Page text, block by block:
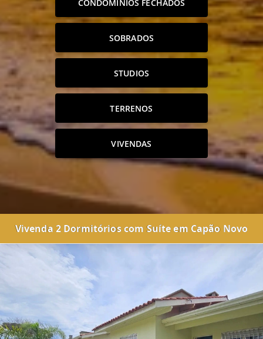
CONDOMÍNIOS FECHADOS
SOBRADOS
STUDIOS
TERRENOS
VIVENDAS
Vivenda 2 Dormitórios com Suíte em Capão Novo